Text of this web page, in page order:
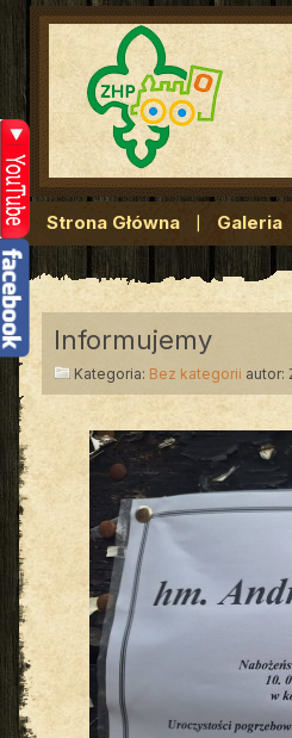
Strona Główna Galeria
Informujemy
Kategoria: Bez kategorii autor: